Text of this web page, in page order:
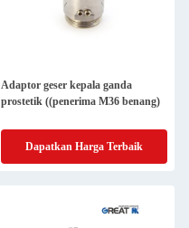
Adaptor geser kepala ganda
prostetik ((penerima M36 benang)
Dapatkan Harga Terbaik